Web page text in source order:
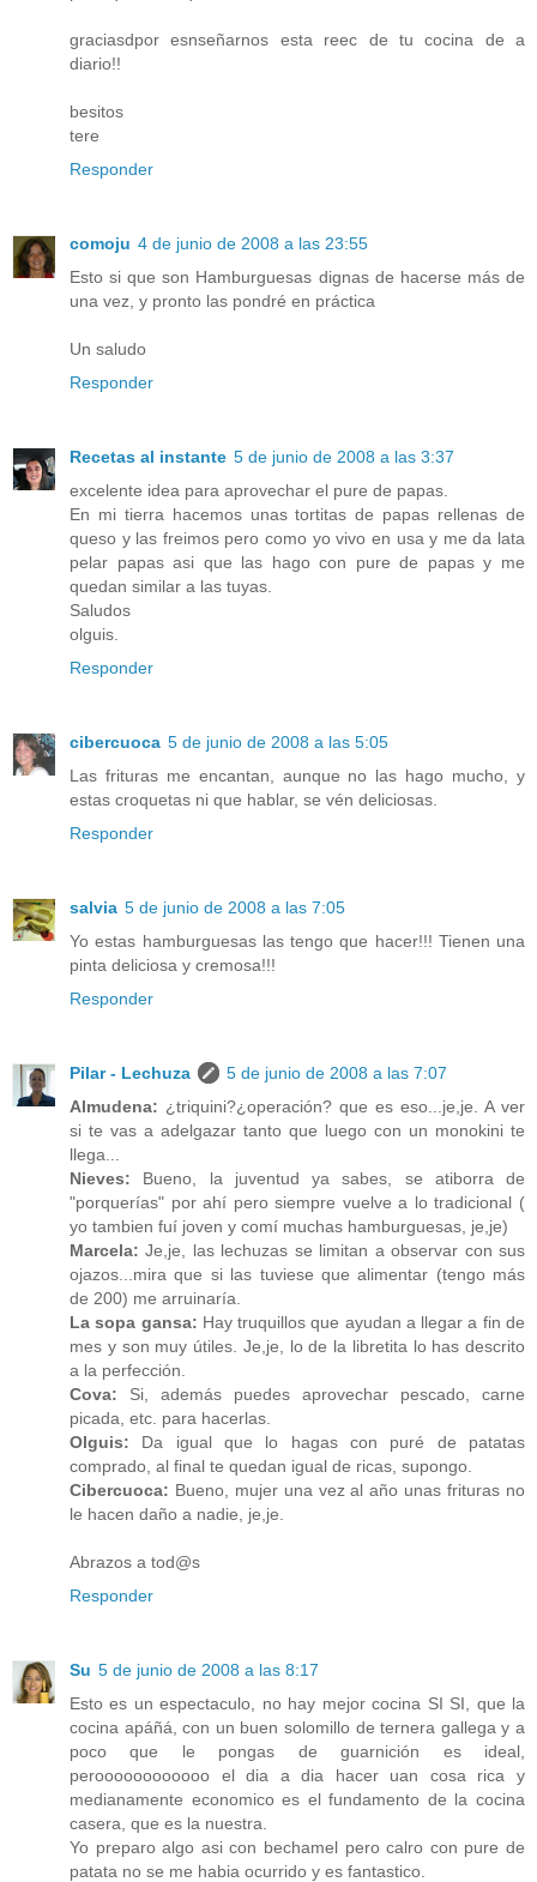
graciasdpor esnseñarnos esta reec de tu cocina de a
diario!!
besitos
tere
Responder
comoju 4 de junio de 2008 a las 23:55
Esto si que son Hamburguesas dignas de hacerse más de
una vez, y pronto las pondré en práctica
Un saludo
Responder
Recetas al instante 5 de junio de 2008 a las 3:37
excelente idea para aprovechar el pure de papas.
En mi tierra hacemos unas tortitas de papas rellenas de
queso y las freimos pero como yo vivo en usa y me da lata
pelar papas asi que las hago con pure de papas y me
quedan similar a las tuyas.
Saludos
olguis.
Responder
cibercuoca 5 de junio de 2008 a las 5:05
Las frituras me encantan, aunque no las hago mucho, y
estas croquetas ni que hablar, se vén deliciosas.
Responder
salvia 5 de junio de 2008 a las 7:05
Yo estas hamburguesas las tengo que hacer!!! Tienen una
pinta deliciosa y cremosa!!!
Responder
Pilar - Lechuza
5 de junio de 2008 a las 7:07
Almudena: ¿triquini?¿operación? que es eso...je,je. A ver
si te vas a adelgazar tanto que luego con un monokini te
llega...
Nieves: Bueno, la juventud ya sabes, se atiborra de
"porquerías" por ahí pero siempre vuelve a lo tradicional (
yo tambien fuí joven y comí muchas hamburguesas, je,je)
Marcela: Je,je, las lechuzas se limitan a observar con sus
ojazos...mira que si las tuviese que alimentar (tengo más
de 200) me arruinaría.
La sopa gansa: Hay truquillos que ayudan a llegar a fin de
mes y son muy útiles. Je,je, lo de la libretita lo has descrito
a la perfección.
Cova: Si, además puedes aprovechar pescado, carne
picada, etc. para hacerlas.
Olguis: Da igual que lo hagas con puré de patatas
comprado, al final te quedan igual de ricas, supongo.
Cibercuoca: Bueno, mujer una vez al año unas frituras no
le hacen daño a nadie, je,je.
Abrazos a tod@s
Responder
Su 5 de junio de 2008 a las 8:17
Esto es un espectaculo, no hay mejor cocina SI SI, que la
cocina apáñá, con un buen solomillo de ternera gallega y a
poco que le pongas de guarnición es ideal,
peroooooooooooo el dia a dia hacer uan cosa rica y
medianamente economico es el fundamento de la cocina
casera, que es la nuestra.
Yo preparo algo asi con bechamel pero calro con pure de
patata no se me habia ocurrido y es fantastico.